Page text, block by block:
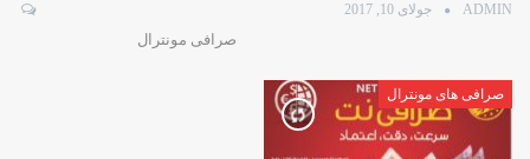
ADMIN جولای 10, 2017
صرافی مونترال
صرافی های مونترال